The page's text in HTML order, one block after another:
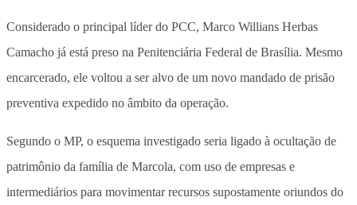
Considerado o principal líder do PCC, Marco Willians Herbas
Camacho já está preso na Penitenciária Federal de Brasília. Mesmo
encarcerado, ele voltou a ser alvo de um novo mandado de prisão
preventiva expedido no âmbito da operação.
Segundo o MP, o esquema investigado seria ligado à ocultação de
patrimônio da família de Marcola, com uso de empresas e
intermediários para movimentar recursos supostamente oriundos do